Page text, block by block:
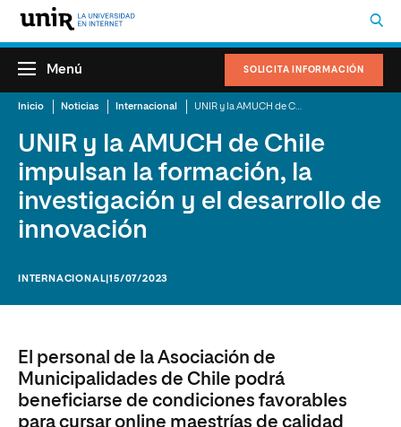
SOLICITA INFORMACIÓN
Menú
Inicio Noticias Internacional
UNIR y la AMUCH de Chile
impulsan la formación, la
investigación y el desarrollo de
innovación
INTERNACIONAL |15/07/2023
El personal de la Asociación de
Municipalidades de Chile podrá
beneficiarse de condiciones favorables
para cursar online maestrías de calidad